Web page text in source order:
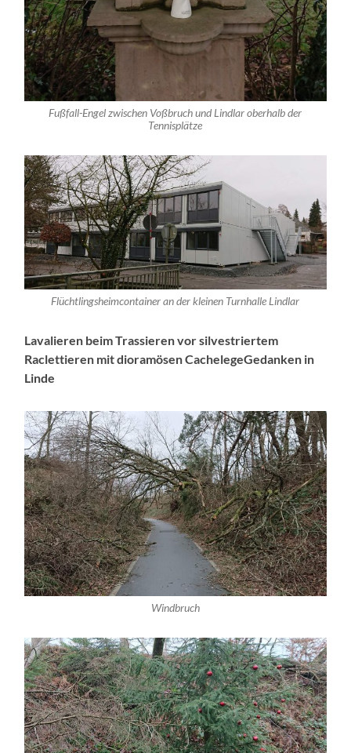
Fußfall-Engel zwischen Voßbruch und Lindlar oberhalb der
Tennisplätze
Flüchtlingsheimcontainer an der kleinen Turnhalle Lindlar
Lavalieren beim Trassieren vor silvestriertem
Raclettieren mit dioramösen CachelegeGedanken in
Linde
Windbruch